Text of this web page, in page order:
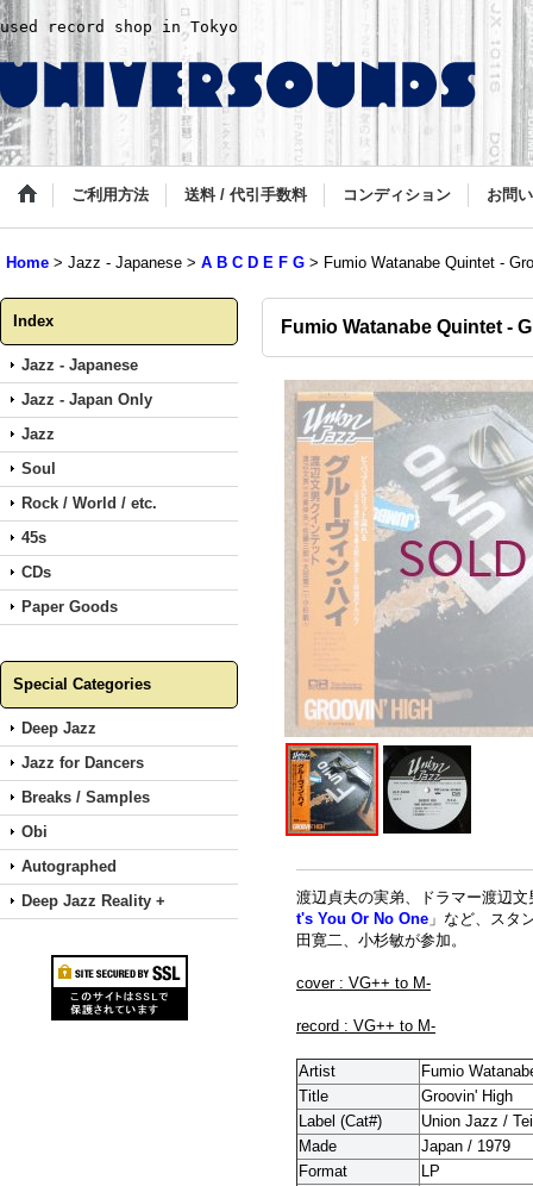
used record shop in Tokyo
ご利用方法 送料 / 代引手数料 コンディション お問
Home > Jazz - Japanese > A B C D E F G > Fumio Watanabe Quintet -
Index
Jazz - Japanese
Jazz - Japan Only
Jazz
Soul
Rock / World / etc.
45s
CDs
Paper Goods
Special Categories
Deep Jazz
Jazz for Dancers
Breaks / Samples
Obi
Autographed
Deep Jazz Reality +
Fumio Watanabe Quintet -
渡辺貞夫の実弟、ドラマー渡辺文
t's You Or No One 」など、スタ
田寛二、小杉敏が参加。
cover : VG++ to M-
record : VG++ to M-
Artist
Fumio
Title
Groovin' High
Label (Cat#)
Union Jazz /
Made
Japan / 1979
Format
LP